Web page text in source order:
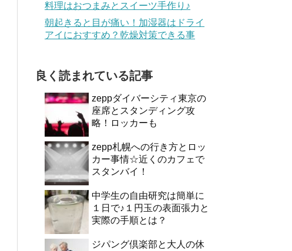
料理はおつまみとスイーツ手作り♪
朝起きると目が痛い！加湿器はドライ
アイにおすすめ？乾燥対策できる事
良く読まれている記事
zeppダイバーシティ東京の
座席とスタンディング攻
略！ロッカーも
zepp札幌への行き方とロッ
カー事情☆近くのカフェで
スタンバイ！
中学生の自由研究は簡単に
１日で♪１円玉の表面張力と
実際の手順とは？
ジパング倶楽部と大人の休